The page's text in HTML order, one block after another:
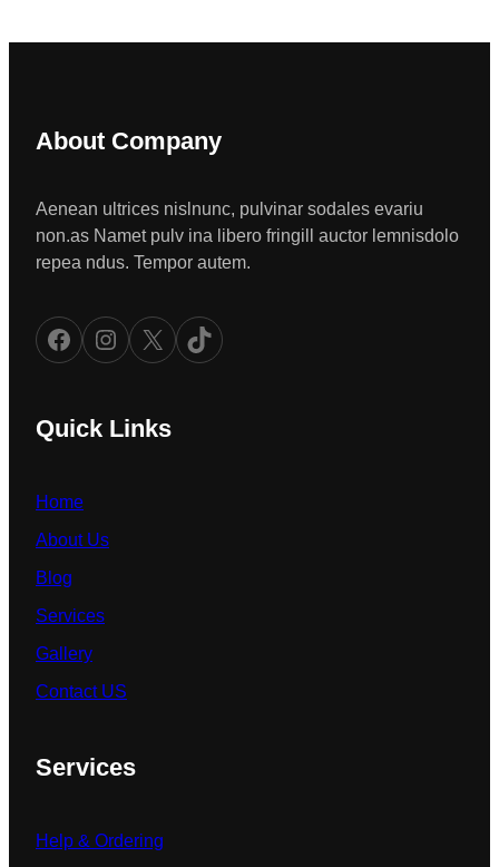
About Company
Aenean ultrices nislnunc, pulvinar sodales evariu
non.as Namet pulv ina libero fringill auctor lemnisdolo
repea ndus. Tempor autem.
Facebook Instagram X TikTok
Quick Links
Home
About Us
Blog
Services
Gallery
Contact US
Services
Help & Ordering